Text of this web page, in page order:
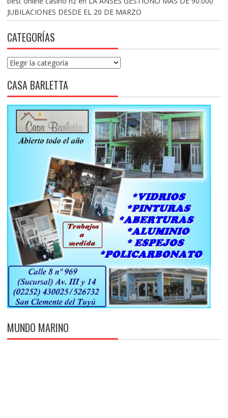
JUBILACIONES DESDE EL 20 DE MARZO
CATEGORÍAS
Categorías
CASA BARLETTA
MUNDO MARINO